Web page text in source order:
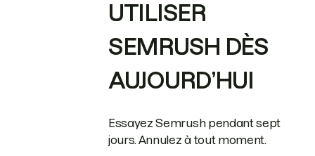
UTILISER
SEMRUSH DÈS
AUJOURD’HUI
Essayez Semrush pendant sept
jours. Annulez à tout moment.